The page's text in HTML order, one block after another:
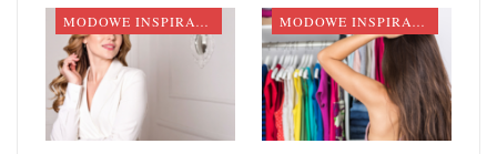
MODOWE INSPIRACJE MODOWE INSPIRACJE